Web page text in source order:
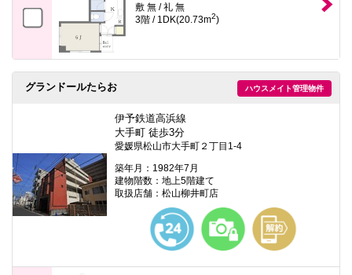
敷 無 / 礼 無
3階 / 1DK(20.73m2)
ハウスメイト管理物件
グランドールたらお
伊予鉄道高浜線
大手町 徒歩3分
愛媛県松山市大手町２丁目1-4
築年月：1982年7月
建物階数：地上5階建て
取扱店舗：松山柳井町店